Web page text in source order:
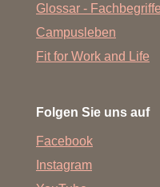
Glossar -
Campusleben
Fit for Work and Life
Folgen Sie uns auf
Facebook
Instagram